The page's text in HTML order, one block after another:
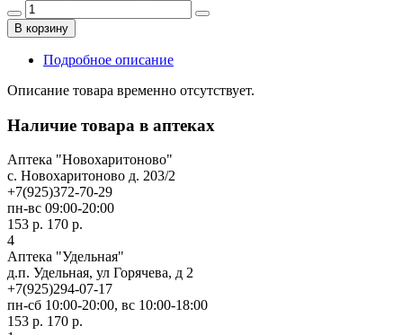
В корзину
Подробное описание
Описание товара временно отсутствует.
Наличие товара в аптеках
Аптека "Новохаритоново"
c. Новохаритоново д. 203/2
+7(925)372-70-29
пн-вс 09:00-20:00
153 р. 170 р.
4
Аптека "Удельная"
д.п. Удельная, ул Горячева, д 2
+7(925)294-07-17
пн-сб 10:00-20:00, вс 10:00-18:00
153 р. 170 р.